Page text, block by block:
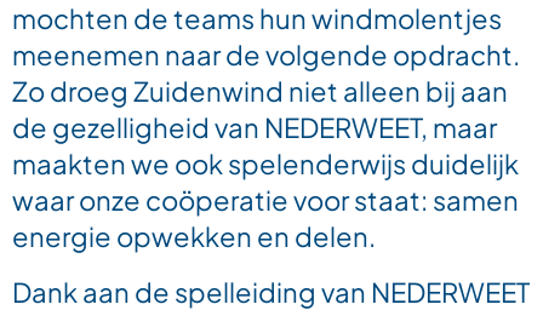
mochten de teams hun windmolentjes
meenemen naar de volgende opdracht.
Zo droeg Zuidenwind niet alleen bij aan
de gezelligheid van NEDERWEET, maar
maakten we ook spelenderwijs duidelijk
waar onze coöperatie voor staat: samen
energie opwekken en delen.
Dank aan de spelleiding van NEDERWEET